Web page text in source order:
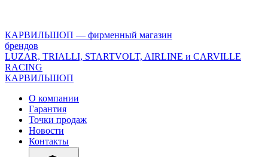
version="1.0"
encoding="utf-
8"?
>
КАРВИЛЬШОП — фирменный магазин
брендов
LUZAR, TRIALLI, STARTVOLT, AIRLINE и CARVILLE
RACING
КАРВИЛЬШОП
О компании
Гарантия
Точки продаж
Новости
Контакты